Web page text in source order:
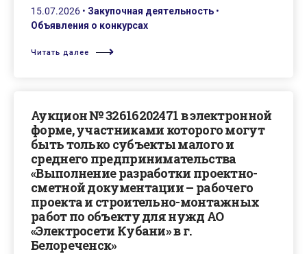
15.07.2026 • Закупочная деятельность •
Объявления о конкурсах
Читать далее
Аукцион № 32616202471 в электронной
форме, участниками которого могут
быть только субъекты малого и
среднего предпринимательства
«Выполнение разработки проектно-
сметной документации – рабочего
проекта и строительно-монтажных
работ по объекту для нужд АО
«Электросети Кубани» в г.
Белореченск»